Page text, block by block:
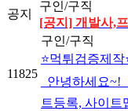
공지
구인/구직
[공지] 개발사,
11825
구인/구직
⭐️먹튀검증제
안녕하세요~!
트등록, 사이